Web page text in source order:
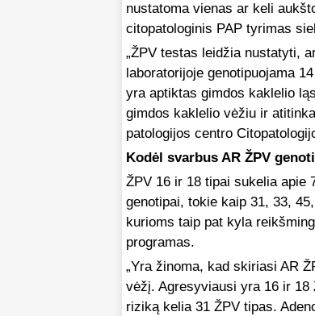
nustatoma vienas ar keli
citopatologinis PAP tyrimas
„ŽPV testas leidžia nustatyti,
laboratorijoje genotipuojama
yra aptiktas gimdos kaklelio
gimdos kaklelio vėžiu ir
patologijos centro
Kodėl svarbus AR ŽPV
ŽPV 16 ir 18 tipai sukelia apie
genotipai, tokie kaip 31, 33,
kurioms taip pat kyla
programas.
„Yra žinoma, kad skiriasi AR
vėžį. Agresyviausi yra 16 ir 18
riziką kelia 31 ŽPV tipas.